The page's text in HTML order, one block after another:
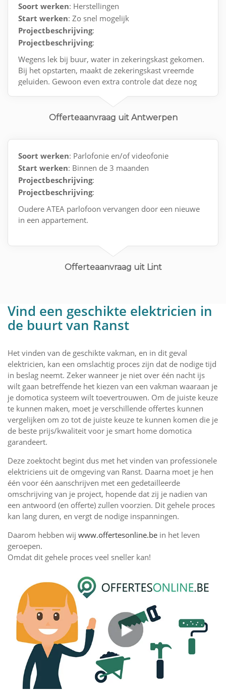
Soort werken: Herstellingen
Start werken: Zo snel mogelijk
Projectbeschrijving:
Projectbeschrijving:
Wegens lek bij buur, water in zekeringskast gekomen.
Bij het opstarten, maakt de zekeringskast vreemde
geluiden. Gewoon even extra controle dat deze nog
Offerteaanvraag uit Antwerpen
Soort werken: Parlofonie en/of videofonie
Start werken: Binnen de 3 maanden
Projectbeschrijving:
Projectbeschrijving:
Oudere ATEA parlofoon vervangen door een nieuwe
in een appartement.
Offerteaanvraag uit Lint
Vind een geschikte elektricien in
de buurt van Ranst
Het vinden van de geschikte vakman, en in dit geval
elektricien, kan een omslachtig proces zijn dat de nodige tijd
in beslag neemt. Zeker wanneer je niet over één nacht ijs
wilt gaan betreffende het kiezen van een vakman waaraan je
je domotica systeem wilt toevertrouwen. Om de juiste keuze
te kunnen maken, moet je verschillende offertes kunnen
vergelijken om zo tot de juiste keuze te kunnen komen die je
de beste prijs/kwaliteit voor je smart home domotica
garandeert.
Deze zoektocht begint dus met het vinden van professionele
elektriciens uit de omgeving van Ranst. Daarna moet je hen
één voor één aanschrijven met een gedetailleerde
omschrijving van je project, hopende dat zij je nadien van
een antwoord (en offerte) zullen voorzien. Dit gehele proces
kan lang duren, en vergt de nodige inspanningen.
Daarom hebben wij www.offertesonline.be in het leven
geroepen.
Omdat dit gehele proces veel sneller kan!